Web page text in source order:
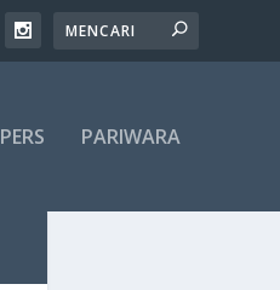
PERS PARIWARA